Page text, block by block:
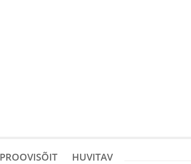
PROOVISÕIT HUVITAV